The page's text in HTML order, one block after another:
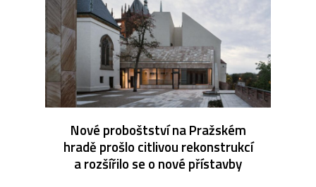
Nové proboštství na Pražském
hradě prošlo citlivou rekonstrukcí
a rozšířilo se o nové přístavby